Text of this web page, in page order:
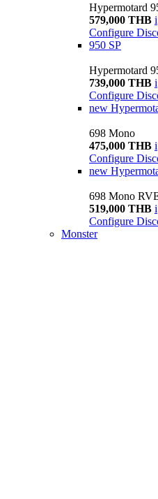
Hypermotard
579,000 THB i
Configure
950 SP
Hypermotard
739,000 THB i
Configure
new
698 Mono
475,000 THB i
Configure
new
698 Mono
519,000 THB i
Configure
Monster